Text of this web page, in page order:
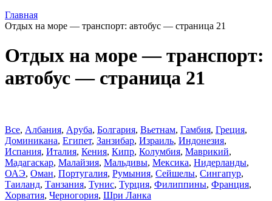
Главная
Отдых на море — транспорт: автобус — страница 21
Отдых на море — транспорт:
автобус — страница 21
Все, Албания, Аруба, Болгария, Вьетнам, Гамбия, Греция,
Доминиканa, Египет, Занзибар, Израиль, Индонезия,
Испания, Италия, Кения, Кипр, Колумбия, Маврикий,
Мадагаскар, Малайзия, Мальдивы, Мексика, Нидерланды,
ОАЭ, Оман, Португалия, Румыния, Сейшелы, Сингапур,
Таиланд, Танзания, Тунис, Турция, Филиппины, Франция,
Хорватия, Черногория, Шри Ланка